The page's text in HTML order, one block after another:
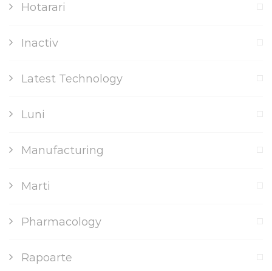
Hotarari
Inactiv
Latest Technology
Luni
Manufacturing
Marti
Pharmacology
Rapoarte